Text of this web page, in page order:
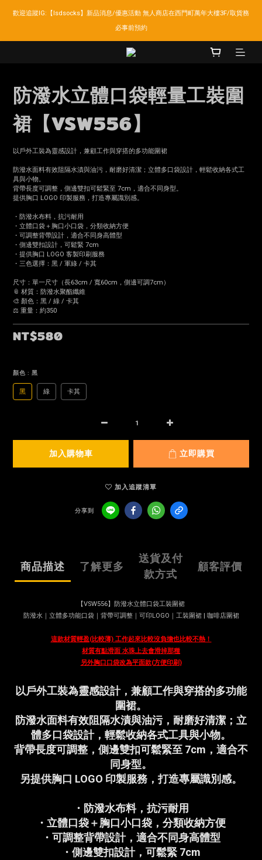
歡迎追蹤IG:【lsdsocks】新品消息/優惠活動 無人商店在西門町萬年大樓3F/取貨務
必事前預約
防潑水立體口袋輕量工裝圍
裙【VSW556】
以戶外工裝為靈感設計，兼顧工作與穿搭的多功能圍裙
防潑水面料有效阻隔水漬與油污，耐磨好清潔；立體多口袋設計，輕鬆收納各式工
具與小物。
背帶長度可調整，側邊雙扣可鬆緊至 7cm，適合不同身型。
提供胸口 LOGO 印製服務，打造專屬識別感。
・防潑水布料，抗污耐用
・立體口袋＋胸口小口袋，分類收納方便
・可調整背帶設計，適合不同身高體型
・側邊雙扣設計，可鬆緊 7cm
・提供胸口 LOGO 客製印刷服務
・三色選擇：黑 / 軍綠 / 卡其
尺寸：單一尺寸（長63cm / 寬60cm，側邊可調7cm）
📎 材質：防潑水聚酯纖維
🎨 顏色：黑 / 綠 / 卡其
⚖️ 重量：約350
NT$580
顏色 : 黑
黑 綠 卡其
加入購物車 立即購買
加入追蹤清單
分享到
商品描述 了解更多
送貨及付
款方式
顧客評價
【VSW556】防潑水立體口袋工裝圍裙
防潑水｜立體多功能口袋｜背帶可調整｜可印LOGO｜工裝圍裙 | 咖啡店圍裙
這款材質輕盈(比較薄) 工作起來比較沒負擔也比較不熱！
材質有點滑面 水珠上去會滑掉那種
另外胸口口袋改為平面款(方便印刷)
以戶外工裝為靈感設計，兼顧工作與穿搭的多功能
圍裙。
防潑水面料有效阻隔水漬與油污，耐磨好清潔；立
體多口袋設計，輕鬆收納各式工具與小物。
背帶長度可調整，側邊雙扣可鬆緊至 7cm，適合不
同身型。
另提供胸口 LOGO 印製服務，打造專屬識別感。
・防潑水布料，抗污耐用
・立體口袋＋胸口小口袋，分類收納方便
・可調整背帶設計，適合不同身高體型
・側邊雙扣設計，可鬆緊 7cm